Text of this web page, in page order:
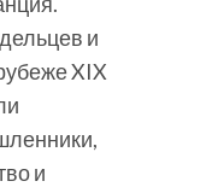
и
XIX
и